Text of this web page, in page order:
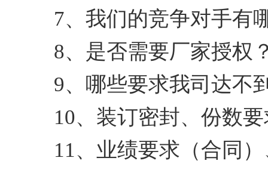
7、我们的竞争对手有
8、是否需要厂家授权
9、哪些要求我司达不
10、装订密封、份数
11、业绩要求（合同